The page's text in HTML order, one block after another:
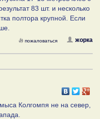
83 шт. и несколько
полтора крупной. Если
жорка
пожаловаться
Колгомпя не на север,